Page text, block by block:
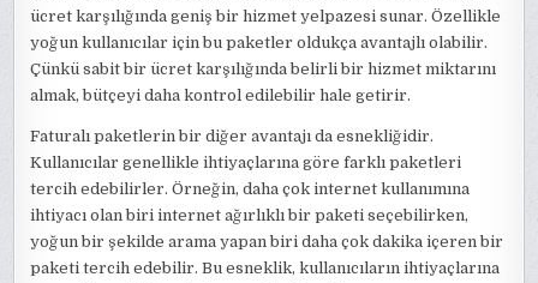
ücret karşılığında geniş bir hizmet yelpazesi sunar. Özellikle
yoğun kullanıcılar için bu paketler oldukça avantajlı olabilir.
Çünkü sabit bir ücret karşılığında belirli bir hizmet miktarını
almak, bütçeyi daha kontrol edilebilir hale getirir.
Faturalı paketlerin bir diğer avantajı da esnekliğidir.
Kullanıcılar genellikle ihtiyaçlarına göre farklı paketleri
tercih edebilirler. Örneğin, daha çok internet kullanımına
ihtiyacı olan biri internet ağırlıklı bir paketi seçebilirken,
yoğun bir şekilde arama yapan biri daha çok dakika içeren bir
paketi tercih edebilir. Bu esneklik, kullanıcıların ihtiyaçlarına